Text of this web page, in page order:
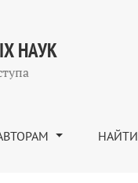
НАУК
НАЙТИ